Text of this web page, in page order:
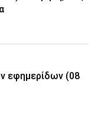
εφημερίδων (08